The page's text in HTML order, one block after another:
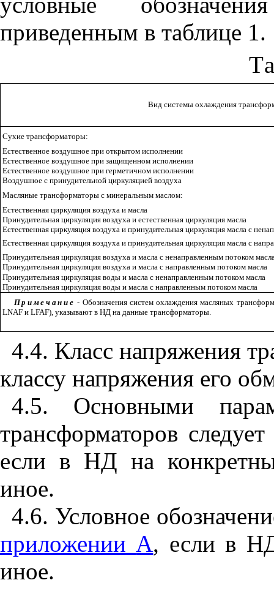
приведенным в таблице 1.
Вид системы охлаждения
Сухие трансформаторы:
Естественное воздушное при открытом исполнении
Естественное воздушное при защищенном исполнении
Естественное воздушное при герметичном исполнении
Воздушное с принудительной циркуляцией воздуха
Масляные трансформаторы с минеральным маслом:
Естественная циркуляция воздуха и масла
Принудительная циркуляция воздуха и естественная циркуляция масла
Естественная циркуляция воздуха и принудительная циркуляция масла с
Естественная циркуляция воздуха и принудительная циркуляция масла с
Принудительная циркуляция воздуха и масла с ненаправленным потоком
Принудительная циркуляция воздуха и масла с направленным потоком масла
Принудительная циркуляция воды и масла с ненаправленным потоком масла
Принудительная циркуляция воды и масла с направленным потоком масла
Примечание - Обозначения систем охлаждения масляных
LNAF и LFAF), указывают в НД на данные трансформаторы.
4.4. Класс напряжения
классу напряжения его
4.5. Основными
трансформаторов следует
если в НД на
иное.
4.6. Условное
приложении А, если в
иное.